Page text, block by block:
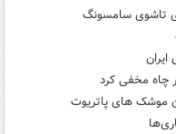
تاشوی سامسونگ
چاه مخفی کرد
موشک های پاتریوت